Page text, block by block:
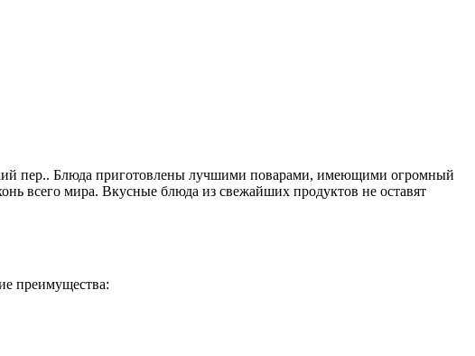
пер.. Блюда приготовлены лучшими поварами, имеющими огромный
всего мира. Вкусные блюда из свежайших продуктов не оставят
преимущества: